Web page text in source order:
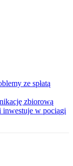
ze spłatą
zbiorową
w pociągi